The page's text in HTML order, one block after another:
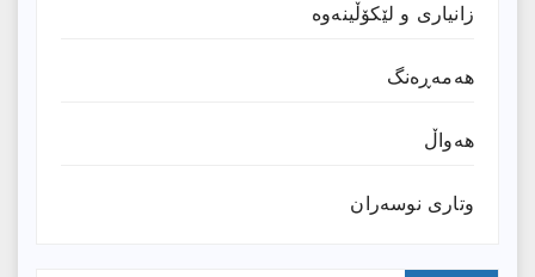
زانیارى و لێکۆڵینەوە
هەمەڕەنگ
هەواڵ
وتارى نوسەران